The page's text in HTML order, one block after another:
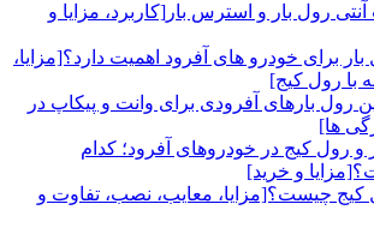
رول بار و استرس بار[کاربرد، مزایا و
برای خودرو های آفرود اهمیت دارد؟[مزایا،
با رول کیج]
رول بارهای آفرودی برای وانت و پیکاپ در
و رول کیج در خودروهای آفرود؛ کدام
و خرید]
کیج چیست؟[مزایا، معایب، نصب، تفاوت و